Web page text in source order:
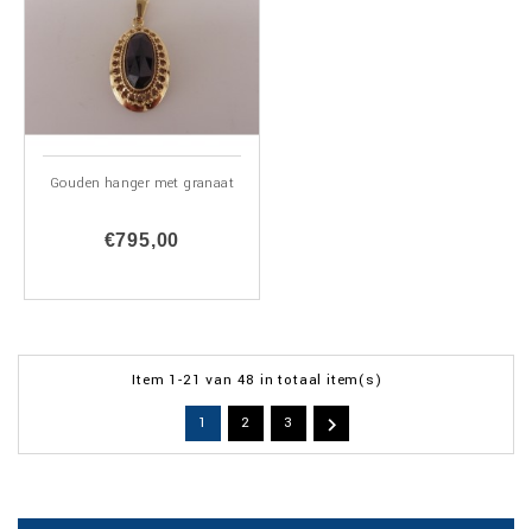
ONLINE
Gouden hanger met granaat
€795,00
Item 1-21 van 48 in totaal item(s)
1 2 3 